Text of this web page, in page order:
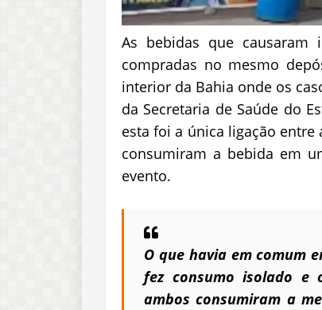
As bebidas que causaram
compradas no mesmo
interior da Bahia onde os
da Secretaria de Saúde do
esta foi a única ligação entre
consumiram a bebida em
evento.
O que havia em comum
fez consumo isolado e
ambos consumiram a